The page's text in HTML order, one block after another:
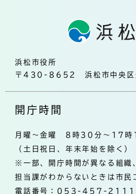
浜松市役所
〒430-8652 浜松市中央区
開庁時間
月曜～金曜 8時30分～17時
（土日祝日、年末年始を除く）
※一部、開庁時間が異なる組織
担当課がわからないときは市
電話番号：053-457-2111